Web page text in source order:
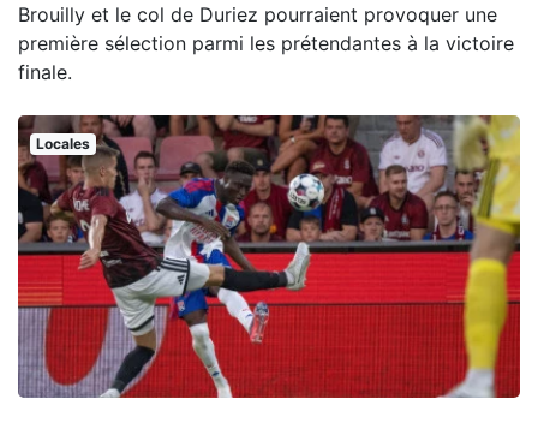
Brouilly et le col de Duriez pourraient provoquer une
première sélection parmi les prétendantes à la victoire
finale.
Locales